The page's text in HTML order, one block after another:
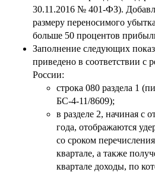
30.11.2016 № 401-ФЗ).
размеру переносимого
больше 50 процентов
Заполнение следующих
приведено в соответствии
России:
строка 080 раздела 1
БС-4-11/8609);
в разделе 2, начиная с
года, отображаются
со сроком
квартале, а также
квартале доходы, по